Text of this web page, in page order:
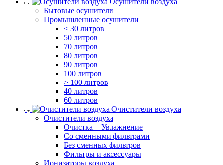
Осушители воздуха
Бытовые осушители
Промышленные осушители
< 30 литров
50 литров
70 литров
80 литров
90 литров
100 литров
> 100 литров
40 литров
60 литров
Очистители воздуха
Очистители воздуха
Очистка + Увлажнение
Cо сменными фильтрами
Без сменных фильтров
Фильтры и аксессуары
Ионизаторы воздуха